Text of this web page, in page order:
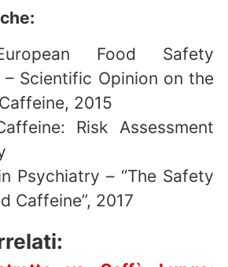
Food Safety
Scientific Opinion on the
2015
Risk Assessment
Psychiatry – “The Safety
Caffeine”, 2017